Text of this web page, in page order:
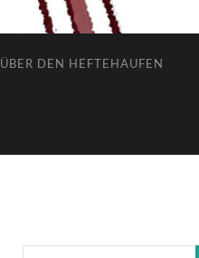
ÜBER DEN HEFTEHAUFEN